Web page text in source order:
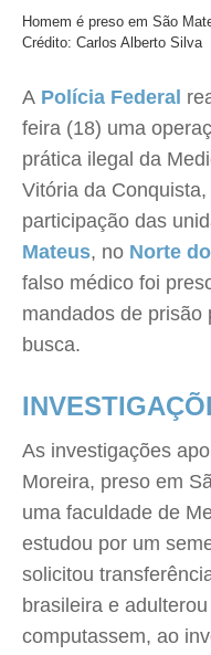
Homem é preso em São
Crédito: Carlos Alberto Silva
A Polícia Federal
feira (18) uma
prática ilegal da
Vitória da
participação das
Mateus, no Norte
falso médico foi
mandados de prisão
busca.
As investigações
Moreira, preso em
uma faculdade de
estudou por um
solicitou
brasileira e
computassem, ao